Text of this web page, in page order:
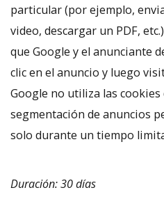
particular (por ejemplo,
video, descargar un PDF,
que Google y el anunciante
clic en el anuncio y luego
Google no utiliza las
segmentación de anuncios
solo durante un tiempo
Duración: 30 días